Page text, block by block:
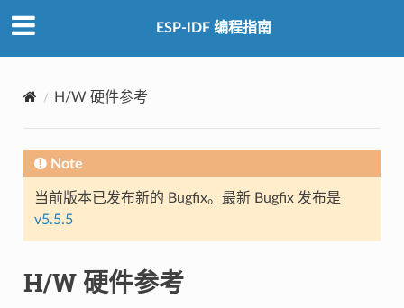
ESP-IDF 编程指南
H/W 硬件参考
Note
当前版本已发布新的 Bugfix。最新 Bugfix 发布是
v5.5.5
H/W 硬件参考